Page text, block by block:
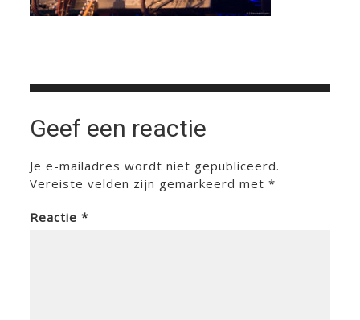
Geef een reactie
Je e-mailadres wordt niet gepubliceerd.
Vereiste velden zijn gemarkeerd met*
Reactie*